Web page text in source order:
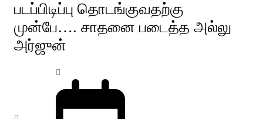
படப்பிடிப்பு தொடங்குவதற்கு
முன்பே…. சாதனை படைத்த அல்லு
அர்ஜுன்